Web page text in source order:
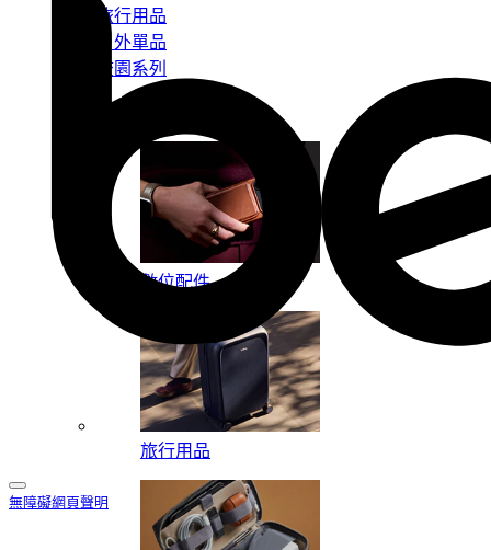
無障礙網頁聲明
旅行用品
戶外單品
校園系列
數位配件
旅行用品